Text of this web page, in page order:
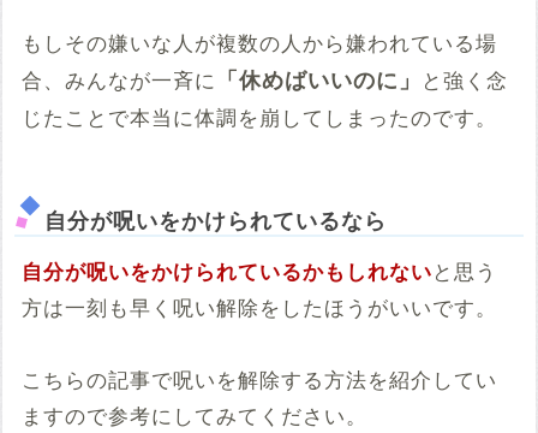
もしその嫌いな人が複数の人から嫌われている場
合、みんなが一斉に 「休めばいいのに」
と強く念
じたことで本当に体調を崩してしまったのです。
自分が呪いをかけられているなら
自分が呪いをかけられているかもしれない と思う
方は一刻も早く呪い解除をしたほうがいいです。
こちらの記事で呪いを解除する方法を紹介してい
ますので参考にしてみてください。